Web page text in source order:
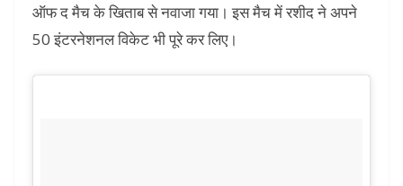
ऑफ द मैच के खिताब से नवाजा गया। इस मैच में रशीद ने अपने
50 इंटरनेशनल विकेट भी पूरे कर लिए।